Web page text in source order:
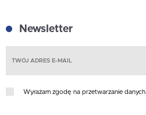
Newsletter
Wyrażam zgodę na przetwarzanie danych.